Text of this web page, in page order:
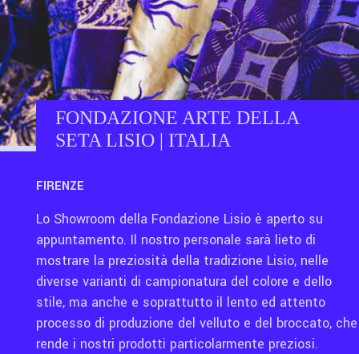
FONDAZIONE ARTE DELLA
SETA LISIO | ITALIA
FIRENZE
Lo Showroom della Fondazione Lisio è aperto su
appuntamento. Il nostro personale sarà lieto di
mostrare la preziosità della tradizione Lisio, nelle
diverse varianti di campionatura del colore e dello
stile, ma anche e soprattutto il lento ed attento
processo di produzione del velluto e del broccato, che
rende i nostri prodotti particolarmente preziosi.